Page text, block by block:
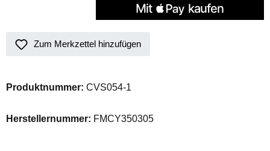
Zum Merkzettel hinzufügen
Produktnummer: CVS054-1
Herstellernummer: FMCY350305